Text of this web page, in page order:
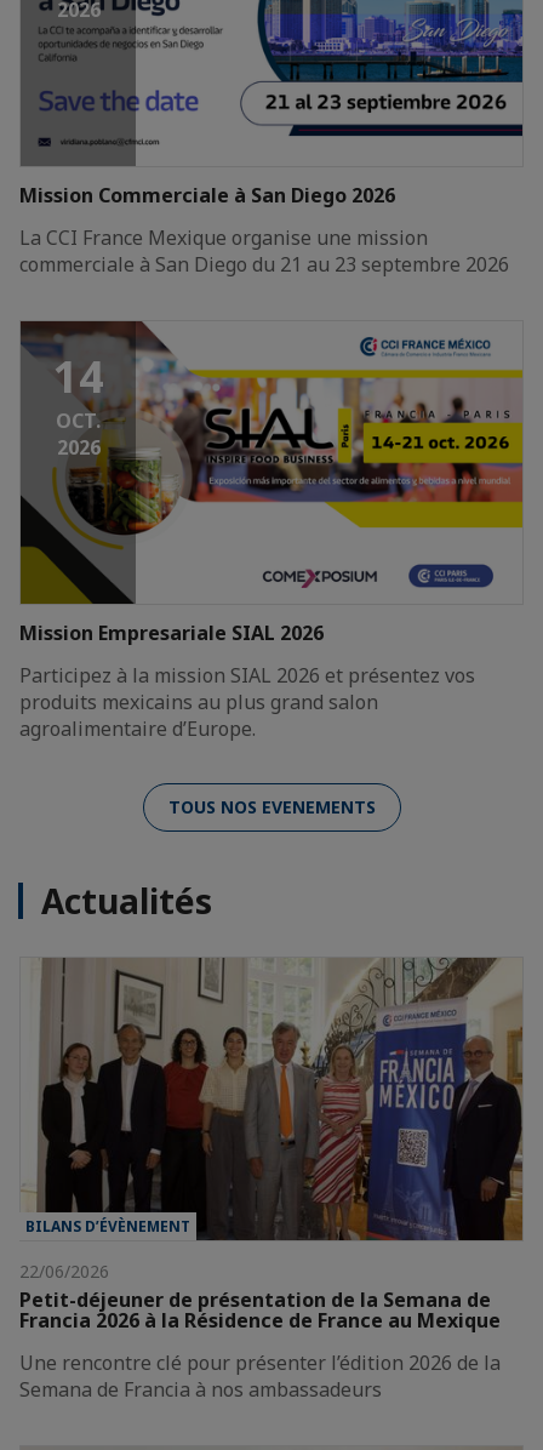
2026
Mission Commerciale à San Diego 2026
La CCI France Mexique organise une mission
commerciale à San Diego du 21 au 23 septembre 2026
14
OCT.
2026
Mission Empresariale SIAL 2026
Participez à la mission SIAL 2026 et présentez vos
produits mexicains au plus grand salon
agroalimentaire d’Europe.
TOUS NOS EVENEMENTS
Actualités
BILANS D’ÉVÈNEMENT
22/06/2026
Petit-déjeuner de présentation de la Semana de
Francia 2026 à la Résidence de France au Mexique
Une rencontre clé pour présenter l’édition 2026 de la
Semana de Francia à nos ambassadeurs